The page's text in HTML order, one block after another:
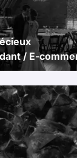
/ E-